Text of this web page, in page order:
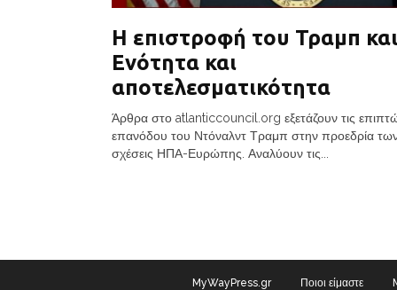
Η επιστροφή του Τραμπ
Ενότητα και
αποτελεσματικότητα
Άρθρα στο atlanticcouncil.org εξετάζουν τις
επανόδου του Ντόναλντ Τραμπ στην προεδρία
σχέσεις ΗΠΑ-Ευρώπης. Αναλύουν τις...
MyWayPress.gr Ποιοι είμαστε